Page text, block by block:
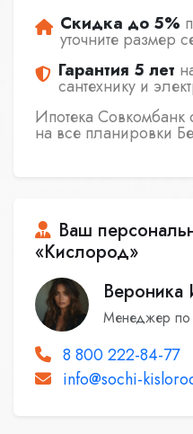
Скидка до 5%
уточните размер
Гарантия 5 лет
сантехнику и
Ипотека Совкомбанк
на все планировки
Ваш
«Кислород»
Вероника
Менеджер
8 800 222-84-77
info@sochi-